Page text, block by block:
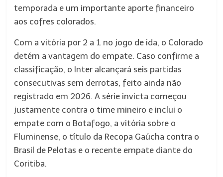
temporada e um importante aporte financeiro
aos cofres colorados.
Com a vitória por 2 a 1 no jogo de ida, o Colorado
detém a vantagem do empate. Caso confirme a
classificação, o Inter alcançará seis partidas
consecutivas sem derrotas, feito ainda não
registrado em 2026. A série invicta começou
justamente contra o time mineiro e inclui o
empate com o Botafogo, a vitória sobre o
Fluminense, o título da Recopa Gaúcha contra o
Brasil de Pelotas e o recente empate diante do
Coritiba.